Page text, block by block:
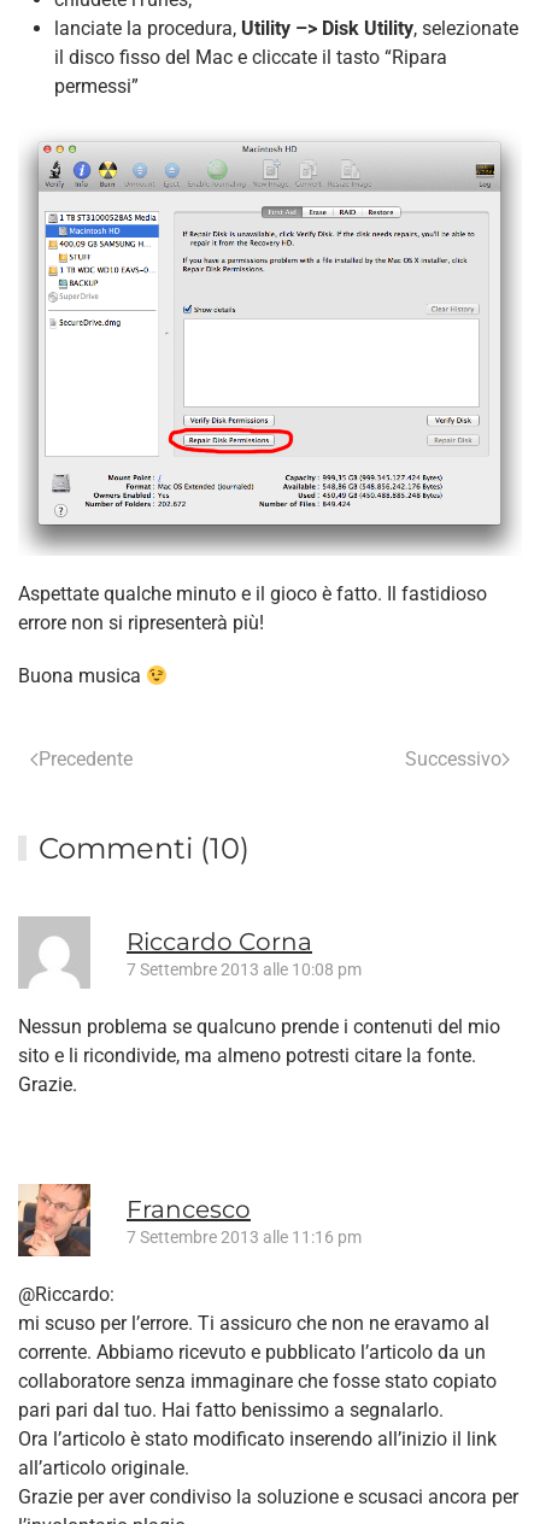
lanciate la procedura, Utility –> Disk Utility, selezionate
il disco fisso del Mac e cliccate il tasto “Ripara
permessi”
Aspettate qualche minuto e il gioco è fatto. Il fastidioso
errore non si ripresenterà più!
Buona musica
Precedente Successivo
Commenti (10)
Riccardo Corna
7 Settembre 2013 alle 10:08 pm
Nessun problema se qualcuno prende i contenuti del mio
sito e li ricondivide, ma almeno potresti citare la fonte.
Grazie.
Francesco
7 Settembre 2013 alle 11:16 pm
@Riccardo:
mi scuso per l’errore. Ti assicuro che non ne eravamo al
corrente. Abbiamo ricevuto e pubblicato l’articolo da un
collaboratore senza immaginare che fosse stato copiato
pari pari dal tuo. Hai fatto benissimo a segnalarlo.
Ora l’articolo è stato modificato inserendo all’inizio il link
all’articolo originale.
Grazie per aver condiviso la soluzione e scusaci ancora per